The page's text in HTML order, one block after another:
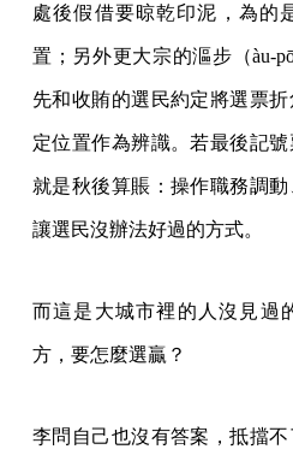
處後假借要晾乾印泥，為的
置；另外更大宗的漚步（àu-
先和收賄的選民約定將選票
定位置作為辨識。若最後記
就是秋後算賬：操作職務調
讓選民沒辦法好過的方式。
而這是大城市裡的人沒見
方，要怎麼選贏？
李問自己也沒有答案，抵擋